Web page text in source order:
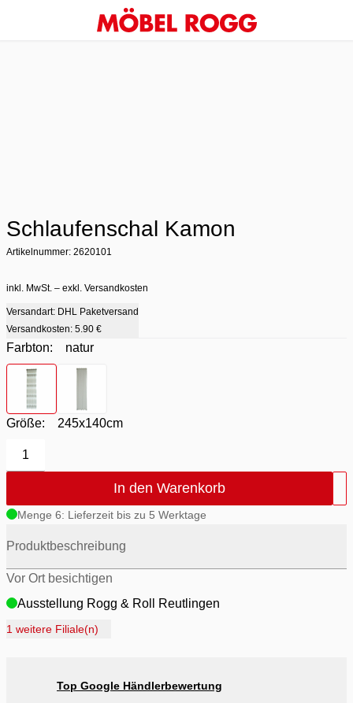
Schlaufenschal Kamon
Artikelnummer: 2620101
inkl. MwSt. – exkl. Versandkosten
Versandart: DHL Paketversand
Versandkosten: 5.90 €
Farbton:
natur
Farbton
- natur
Farbton
Größe: 245x140cm
1
In den Warenkorb
Menge 6: Lieferzeit bis zu 5 Werktage
Produktbeschreibung
Vor Ort besichtigen
Ausstellung Rogg & Roll Reutlingen
Ausstellung Rogg Discount Balingen
Ausstellung Möbel Rogg Reutlingen
1 weitere Filiale(n)
Top Google Händlerbewertung